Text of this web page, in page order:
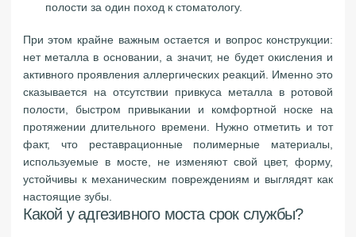
полости за один поход к стоматологу.
При этом крайне важным остается и вопрос конструкции:
нет металла в основании, а значит, не будет окисления и
активного проявления аллергических реакций. Именно это
сказывается на отсутствии привкуса металла в ротовой
полости, быстром привыкании и комфортной носке на
протяжении длительного времени. Нужно отметить и тот
факт, что реставрационные полимерные материалы,
используемые в мосте, не изменяют свой цвет, форму,
устойчивы к механическим повреждениям и выглядят как
настоящие зубы.
Какой у адгезивного моста срок службы?